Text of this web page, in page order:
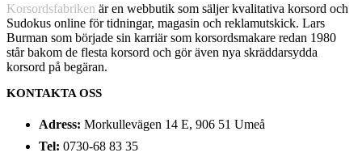
Korsordsfabriken är en webbutik som säljer kvalitativa korsord och
Sudokus online för tidningar, magasin och reklamutskick. Lars
Burman som började sin karriär som korsordsmakare redan 1980
står bakom de flesta korsord och gör även nya skräddarsydda
korsord på begäran.
KONTAKTA OSS
Adress: Morkullevägen 14 E, 906 51 Umeå
Tel: 0730-68 83 35